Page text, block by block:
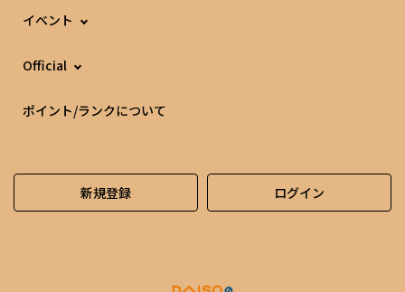
イベント
Official
ポイント/ランクについて
新規登録 ログイン